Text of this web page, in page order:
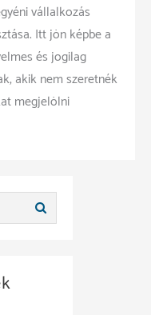
vállalkozás
Itt jön képbe a
és jogilag
akik nem szeretnék
megjelölni